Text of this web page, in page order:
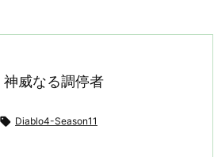
威なる調停者
 Diablo4-Season11